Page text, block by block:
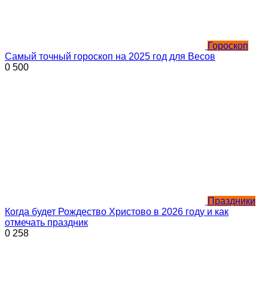
Гороскоп
Самый точный гороскоп на 2025 год для Весов
0 500
Праздники
Когда будет Рождество Христово в 2026 году и как
отмечать праздник
0 258